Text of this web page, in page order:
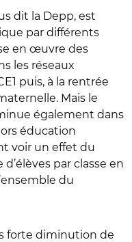
dit la Depp, est
par différents
en œuvre des
les réseaux
puis, à la rentrée
Mais le
également dans
éducation
voir un effet du
par classe en
du
forte diminution de